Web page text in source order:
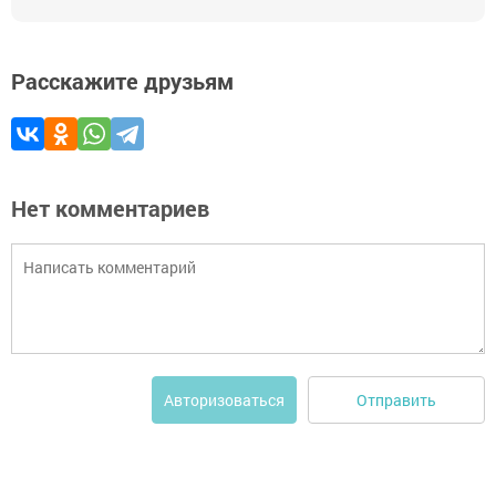
Расскажите друзьям
Нет комментариев
Авторизоваться Отправить